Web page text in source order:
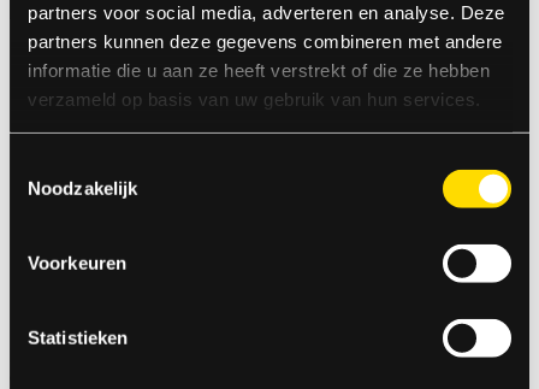
partners voor social media, adverteren en analyse. Deze
partners kunnen deze gegevens combineren met andere
informatie die u aan ze heeft verstrekt of die ze hebben
verzameld op basis van uw gebruik van hun services.
Noodzakelijk
Voorkeuren
Statistieken
Vuurwerkdealer Mestenmaker
Stadskanaal
Wij zijn geopend van maandag t/m zaterdag 8.00 t/m 17.00uur
Wij hebben pauze tussen 12:30 en 13:00
Indien er in 2026 weer een landelijk vuurwerkverbod is, storten wij